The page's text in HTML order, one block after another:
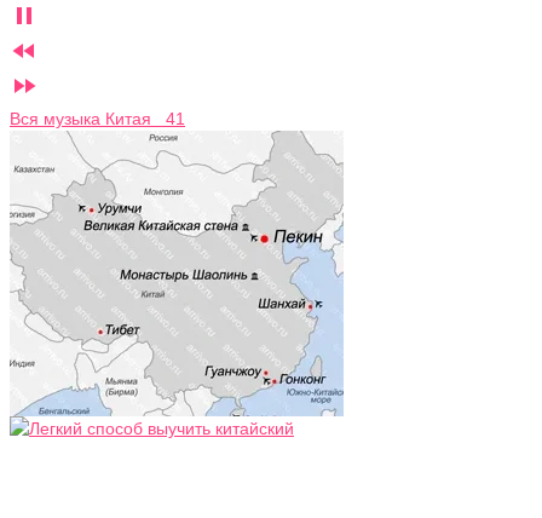



Вся музыка Китая 41